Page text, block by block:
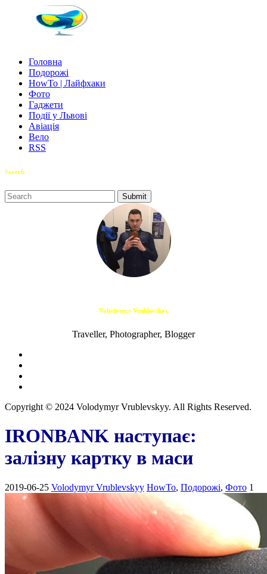
Головна
Подорожі
HowTo | Лайфхаки
Фото
Гаджети
Події у Львові
Авіація
Вело
RSS
Search
Volodymyr Vrublevskyy
Traveller, Photographer, Blogger
Copyright © 2024 Volodymyr Vrublevskyy. All Rights Reserved.
IRONBANK наступає:
залізну картку в маси
2019-06-25 Volodymyr Vrublevskyy HowTo, Подорожі, Фото 1